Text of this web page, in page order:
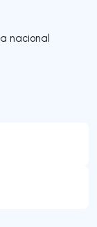
nacional